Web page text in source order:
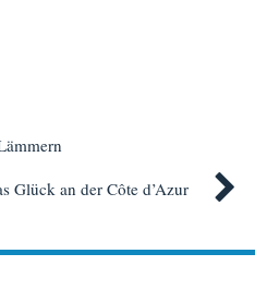
Glück an der Côte d’Azur